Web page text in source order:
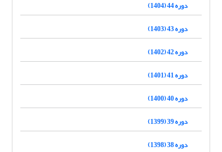
دوره 44 (1404)
دوره 43 (1403)
دوره 42 (1402)
دوره 41 (1401)
دوره 40 (1400)
دوره 39 (1399)
دوره 38 (1398)